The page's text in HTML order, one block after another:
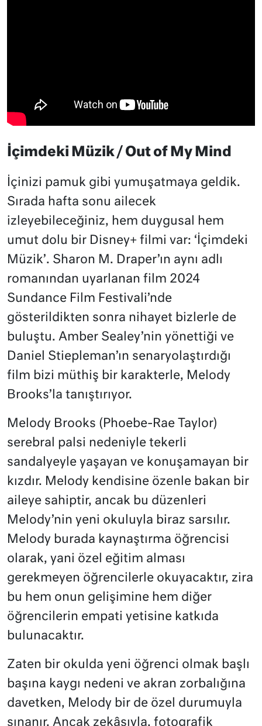
İçimdeki Müzik / Out of My Mind
İçinizi pamuk gibi yumuşatmaya geldik.
Sırada hafta sonu ailecek
izleyebileceğiniz, hem duygusal hem
umut dolu bir Disney+ filmi var: ‘İçimdeki
Müzik’. Sharon M. Draper’ın aynı adlı
romanından uyarlanan film 2024
Sundance Film Festivali’nde
gösterildikten sonra nihayet bizlerle de
buluştu. Amber Sealey’nin yönettiği ve
Daniel Stiepleman’ın senaryolaştırdığı
film bizi müthiş bir karakterle, Melody
Brooks’la tanıştırıyor.
Melody Brooks (Phoebe-Rae Taylor)
serebral palsi nedeniyle tekerli
sandalyeyle yaşayan ve konuşamayan bir
kızdır. Melody kendisine özenle bakan bir
aileye sahiptir, ancak bu düzenleri
Melody’nin yeni okuluyla biraz sarsılır.
Melody burada kaynaştırma öğrencisi
olarak, yani özel eğitim alması
gerekmeyen öğrencilerle okuyacaktır, zira
bu hem onun gelişimine hem diğer
öğrencilerin empati yetisine katkıda
bulunacaktır.
Zaten bir okulda yeni öğrenci olmak başlı
başına kaygı nedeni ve akran zorbalığına
davetken, Melody bir de özel durumuyla
sınanır. Ancak zekâsıyla, fotografik